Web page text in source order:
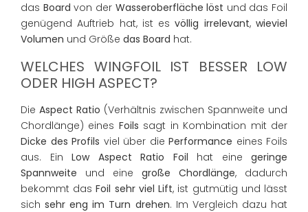
das Board von der Wasseroberfläche löst und das Foil
genügend Auftrieb hat, ist esvöllig irrelevant,wieviel
Volumen und Größe das Board hat.
WELCHES WINGFOIL IST BESSER LOW
ODER HIGH ASPECT?
Die Aspect Ratio (Verhältnis zwischen Spannweite und
Chordlänge) eines Foils sagt in Kombination mit der
Dicke des Profils viel über die Performance eines Foils
aus. Ein Low Aspect Ratio Foil hat eine geringe
Spannweite und eine große Chordlänge, dadurch
bekommt dasFoil sehr viel Lift, ist gutmütig und lässt
sichsehr eng im Turn drehen. Im Vergleich dazu hat